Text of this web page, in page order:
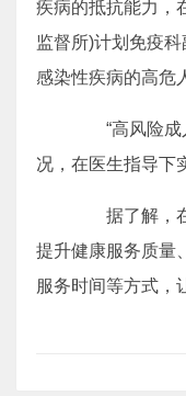
疾病的抵抗能力，
监督所)计划免疫
感染性疾病的高危
“高风险成人
况，在医生指导下
据了解，在
提升健康服务质量
服务时间等方式，